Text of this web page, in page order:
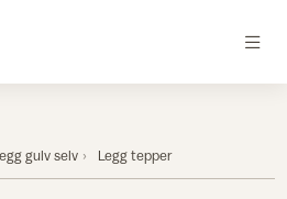
gulv selv Legg tepper